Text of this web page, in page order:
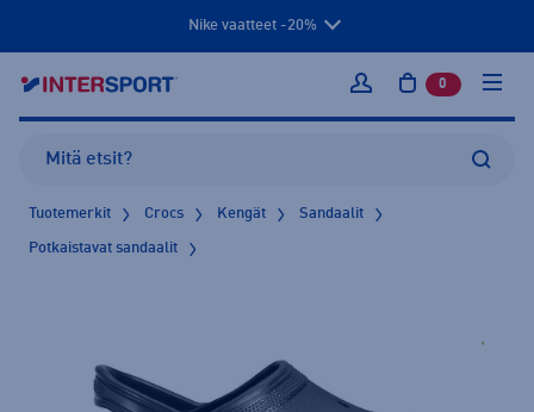
Nike vaatteet -20%
Kirjaudu sisään
0 tuotetta
Tuotemerkit Crocs Kengät Sandaalit
Potkaistavat sandaalit